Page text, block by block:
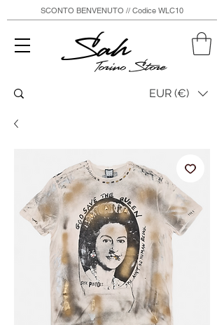
Sah
Torino Store
SCONTO BENVENUTO // Codice WLC10
EUR (€)